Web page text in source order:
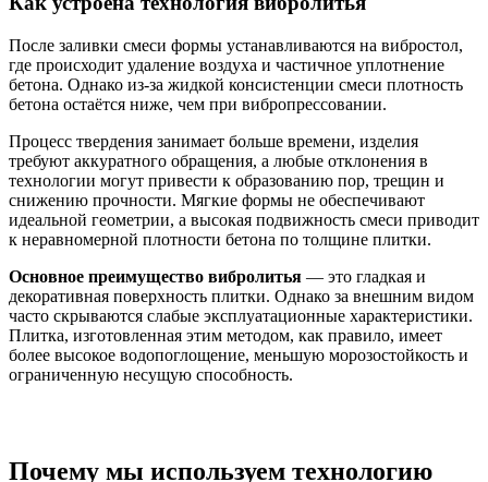
После заливки смеси формы устанавливаются на вибростол,
где происходит удаление воздуха и частичное уплотнение
бетона. Однако из-за жидкой консистенции смеси плотность
бетона остаётся ниже, чем при вибропрессовании.
Процесс твердения занимает больше времени, изделия
требуют аккуратного обращения, а любые отклонения в
технологии могут привести к образованию пор, трещин и
снижению прочности. Мягкие формы не обеспечивают
идеальной геометрии, а высокая подвижность смеси приводит
к неравномерной плотности бетона по толщине плитки.
Основное преимущество вибролитья — это гладкая и
декоративная поверхность плитки. Однако за внешним видом
часто скрываются слабые эксплуатационные характеристики.
Плитка, изготовленная этим методом, как правило, имеет
более высокое водопоглощение, меньшую морозостойкость и
ограниченную несущую способность.
Почему мы используем технологию